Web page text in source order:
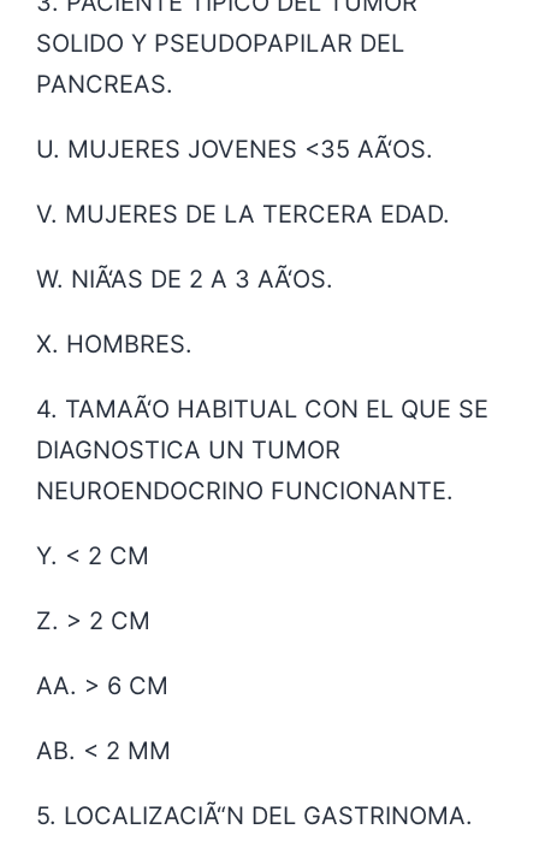
SOLIDO Y PSEUDOPAPILAR DEL
PANCREAS.
U. MUJERES JOVENES <35 AÃ‘OS.
V. MUJERES DE LA TERCERA EDAD.
W. NIÃ‘AS DE 2 A 3 AÃ‘OS.
X. HOMBRES.
4. TAMAÃ‘O HABITUAL CON EL QUE SE
DIAGNOSTICA UN TUMOR
NEUROENDOCRINO FUNCIONANTE.
Y. < 2 CM
Z. > 2 CM
AA. > 6 CM
AB. < 2 MM
5. LOCALIZACIÃ“N DEL GASTRINOMA.